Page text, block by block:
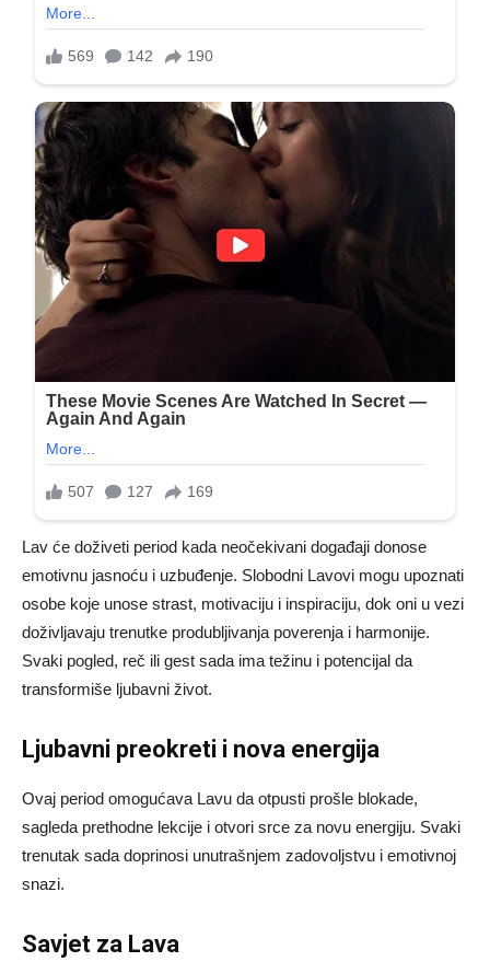
Lav će doživeti period kada neočekivani događaji donose
emotivnu jasnoću i uzbuđenje. Slobodni Lavovi mogu upoznati
osobe koje unose strast, motivaciju i inspiraciju, dok oni u vezi
doživljavaju trenutke produbljivanja poverenja i harmonije.
Svaki pogled, reč ili gest sada ima težinu i potencijal da
transformiše ljubavni život.
Ljubavni preokreti i nova energija
Ovaj period omogućava Lavu da otpusti prošle blokade,
sagleda prethodne lekcije i otvori srce za novu energiju. Svaki
trenutak sada doprinosi unutrašnjem zadovoljstvu i emotivnoj
snazi.
Savjet za Lava